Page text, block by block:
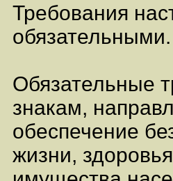
Требования
обязательными.
Обязательные
знакам,
обеспечение
жизни,